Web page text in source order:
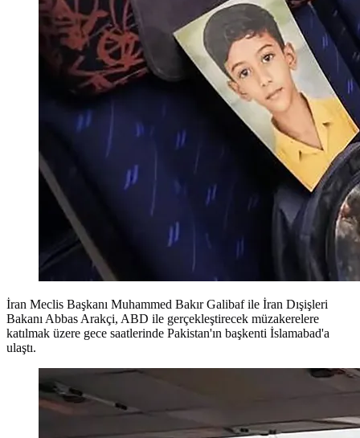
İran Meclis Başkanı Muhammed Bakır Galibaf ile İran Dışişleri
Bakanı Abbas Arakçi, ABD ile gerçekleştirecek müzakerelere
katılmak üzere gece saatlerinde Pakistan'ın başkenti İslamabad'a
ulaştı.